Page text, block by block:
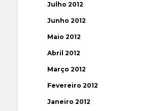
Julho 2012
Junho 2012
Maio 2012
Abril 2012
Março 2012
Fevereiro 2012
Janeiro 2012